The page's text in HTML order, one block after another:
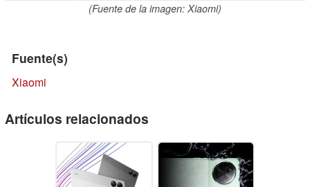
(Fuente de la imagen: Xiaomi)
Fuente(s)
Xiaomi
Artículos relacionados